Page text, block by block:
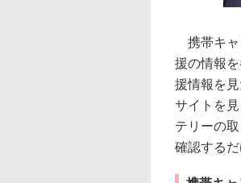
携帯キャ
援の情報
援情報を
サイトを
テリーの
確認する